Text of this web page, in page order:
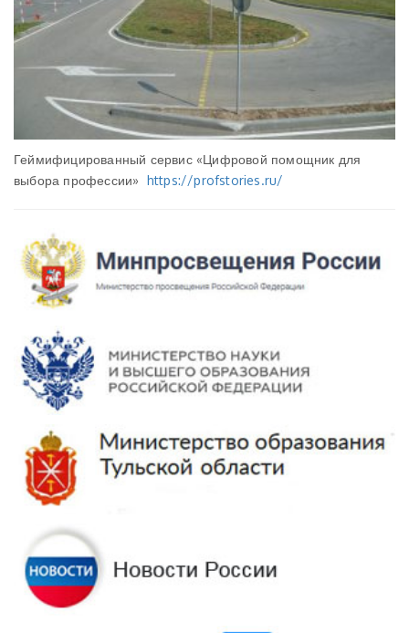
Геймифицированный сервис «Цифровой помощник для
выбора профессии» https://profstories.ru/